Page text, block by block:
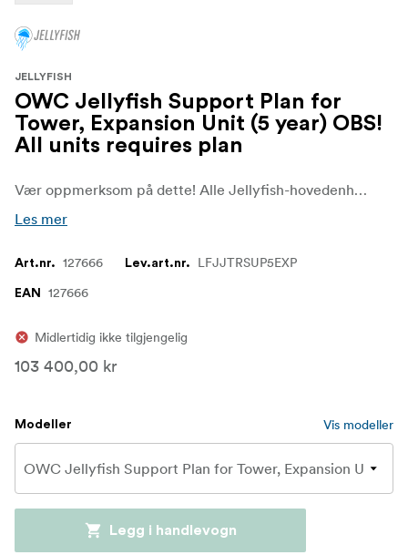
JELLYFISH
OWC Jellyfish Support Plan for
Tower, Expansion Unit (5 year) OBS!
All units requires plan
Vær oppmerksom på dette! Alle Jellyfish-hovedenheter og Jellyfish-utvidelser krever en supportplan.
Les mer
Art.nr. 127666 Lev.art.nr. LFJJTRSUP5EXP
EAN 127666
Midlertidig ikke tilgjengelig
103 400,00 kr
Modeller Vis modeller
Legg i handlevogn